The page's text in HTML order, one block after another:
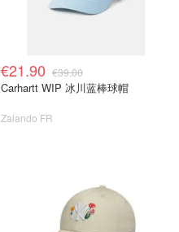
€21.90 €39.00
Carhartt WIP 冰川蓝棒球帽
Zalando FR